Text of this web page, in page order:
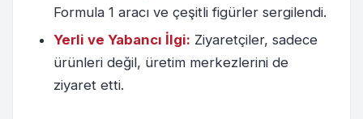
Formula 1 aracı ve çeşitli figürler sergilendi.
Yerli ve Yabancı İlgi: Ziyaretçiler, sadece
ürünleri değil, üretim merkezlerini de
ziyaret etti.